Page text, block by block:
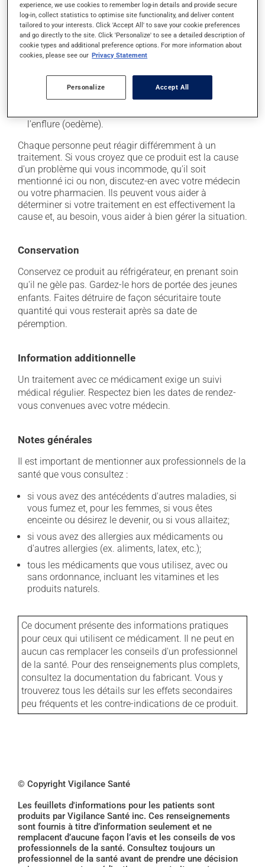
l'occasion entraîner certains effets indésirables (effets
secondaires), notamment :
il peut causer de la diarrhée;
il peut causer des douleurs musculaires;
il peut causer des nausées et des vomissements;
il peut causer des maux de tête;
l'enflure (oedème).
Chaque personne peut réagir différemment à un
traitement. Si vous croyez que ce produit est la cause
d'un problème qui vous incommode, qu'il soit
mentionné ici ou non, discutez-en avec votre médecin
ou votre pharmacien. Ils peuvent vous aider à
déterminer si votre traitement en est effectivement la
cause et, au besoin, vous aider à bien gérer la situation.
Conservation
Conservez ce produit au réfrigérateur, en prenant soin
qu'il ne gèle pas. Gardez-le hors de portée des jeunes
enfants. Faites détruire de façon sécuritaire toute
quantité qui vous resterait après sa date de
péremption.
Information additionnelle
Un traitement avec ce médicament exige un suivi
médical régulier. Respectez bien les dates de rendez-
vous convenues avec votre médecin.
Notes générales
Il est important de mentionner aux professionnels de la
santé que vous consultez :
si vous avez des antécédents d'autres maladies, si
vous fumez et, pour les femmes, si vous êtes
enceinte ou désirez le devenir, ou si vous allaitez;
si vous avez des allergies aux médicaments ou
d'autres allergies (ex. aliments, latex, etc.);
tous les médicaments que vous utilisez, avec ou
sans ordonnance, incluant les vitamines et les
produits naturels.
Ce document présente des informations pratiques
pour ceux qui utilisent ce médicament. Il ne peut en
aucun cas remplacer les conseils d'un professionnel
de la santé. Pour des renseignements plus complets,
consultez la documentation du fabricant. Vous y
trouverez tous les détails sur les effets secondaires
peu fréquents et les contre-indications de ce produit.
© Copyright Vigilance Santé
Les feuillets d'informations pour les patients sont
produits par Vigilance Santé inc. Ces renseignements
sont fournis à titre d’information seulement et ne
remplacent d’aucune façon l’avis et les conseils de vos
professionnels de la santé. Consultez toujours un
professionnel de la santé avant de prendre une décision
experience, we use cookies to remember log-in details and provide secure
log-in, collect statistics to optimise site functionality, and deliver content
tailored to your interests. Click 'Accept All' to save your cookie preferences
and go directly to the site. Click 'Personalize' to see a detailed description of
cookie types and additional preference options. For more information about
cookies, please see our Privacy Statement
Personalize Accept All